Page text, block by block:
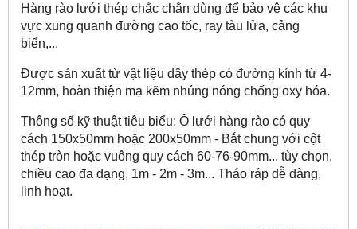
Hàng rào lưới thép chắc chắn dùng để bảo vệ các khu
vực xung quanh đường cao tốc, ray tàu lửa, cảng
biển,...
Được sản xuất từ vật liệu dây thép có đường kính từ 4-
12mm, hoàn thiện mạ kẽm nhúng nóng chống oxy hóa.
Thông số kỹ thuật tiêu biểu: Ô lưới hàng rào có quy
cách 150x50mm hoặc 200x50mm - Bắt chung với cột
thép tròn hoặc vuông quy cách 60-76-90mm... tùy chọn,
chiều cao đa dạng, 1m - 2m - 3m... Tháo ráp dễ dàng,
linh hoạt.